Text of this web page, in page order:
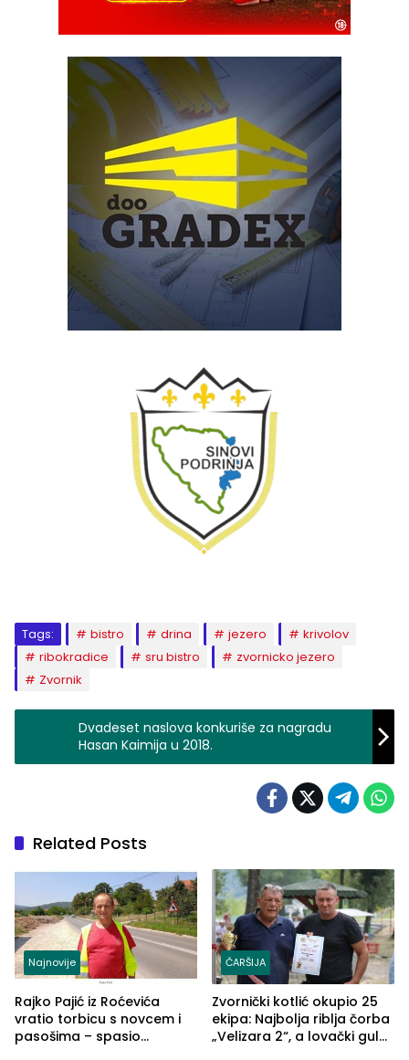
Tags: bistro drina jezero
krivolov
ribokradice
sru bistro
zvornicko jezero
Zvornik
Dvadeset naslova konkuriše za nagradu
Hasan Kaimija u 2018.
Related Posts
Najnovije
Rajko Pajić iz Roćevića
vratio torbicu s novcem i
pasošima – spasio
ČARŠIJA
Zvornički kotlić okupio 25
ekipa: Najbolja riblja čorba
„Velizara 2“, a lovački gulaš